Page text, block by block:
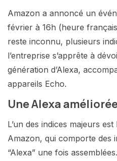
Amazon a annoncé un
février à 16h (heure
reste inconnu, plusieurs
l’entreprise s’apprête à
génération d’Alexa,
appareils Echo.
Une Alexa
L’un des indices majeurs
Amazon, qui comporte des
“Alexa” une fois